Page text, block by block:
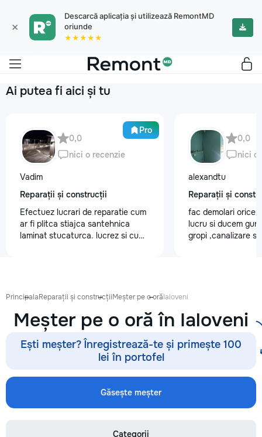
×
Descarcă aplicația și utilizează RemontMD
oriunde
★★★★★
Ai putea fi aici și tu
Pro
0,0
nici o recenzie
Vadim
Reparații și construcții
Efectuez lucrari de reparatie cum
ar fi plitca stiajca santehnica
laminat stucaturca. lucrez si cu
0,0
nici o
alexandtu
Reparații și
fac demolari orice
lucru si ducem
gropi ,canalizare
PrincipalaReparații și construcțiiMeșter pe o orăIaloveni
Meșter pe o oră în Ialoveni
Ești meșter? Înregistrează-te și primește 100
lei în portofel
Găsește meșter
Categorii